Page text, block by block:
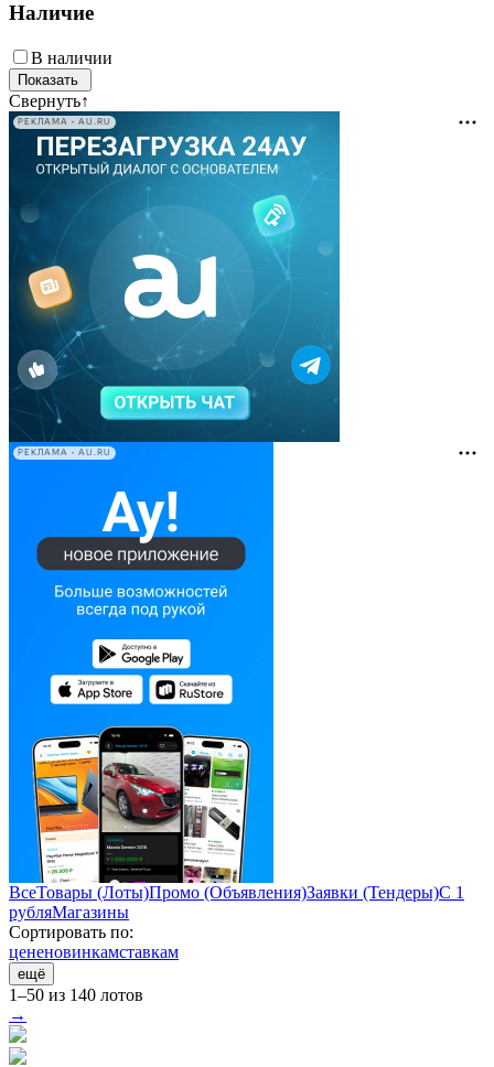
Наличие
В наличии
Свернуть↑
РЕКЛАМА • AU.RU
РЕКЛАМА • AU.RU
ВсеТовары (Лоты)Промо (Объявления)Заявки (Тендеры)С 1
рубляМагазины
Сортировать по:
цененовинкамставкам
ещё
1–50 из 140 лотов
→